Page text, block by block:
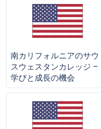
南カリフォルニアのサウ
スウェスタンカレッジ –
学びと成長の機会